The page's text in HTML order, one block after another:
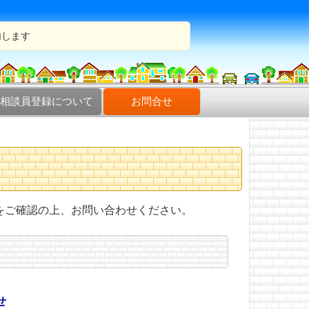
ます
相談員登録について お問合せ
確認の上、お問い合わせください。